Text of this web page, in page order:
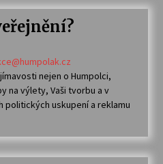
nejen o Humpolci,
na výlety, Vaši tvorbu a v
politických uskupení a reklamu